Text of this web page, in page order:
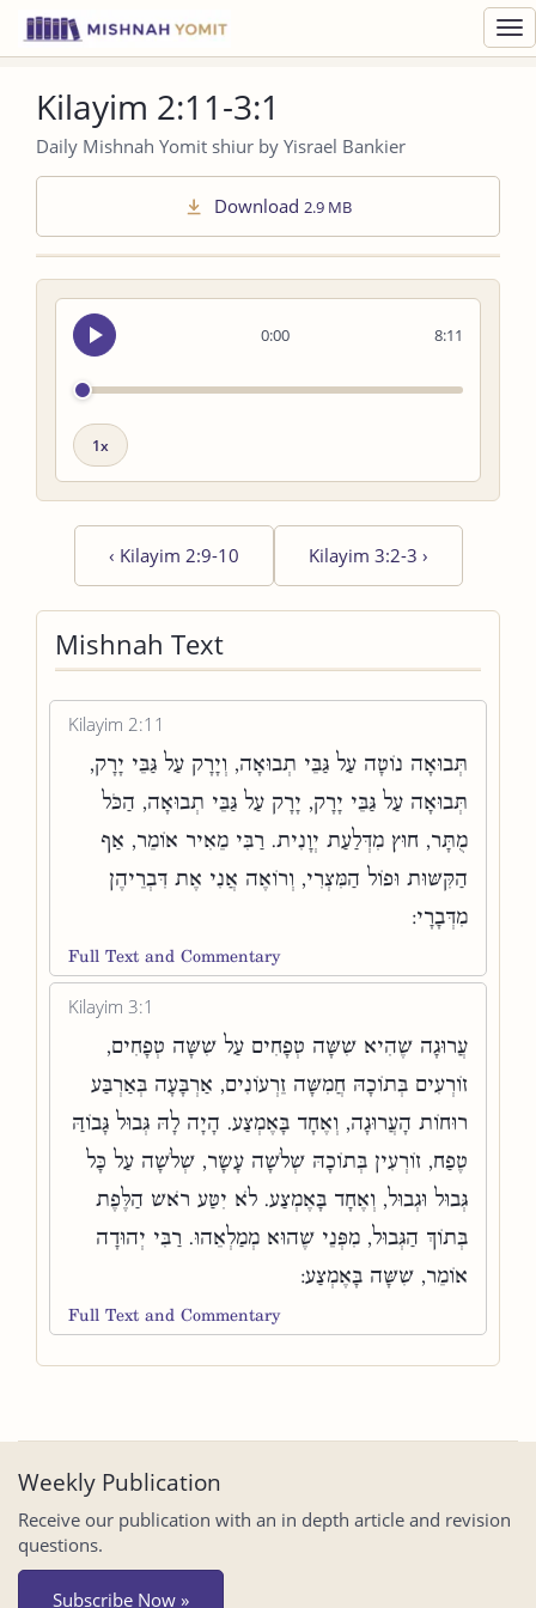
Kilayim 2:11-3:1
Daily Mishnah Yomit shiur by Yisrael Bankier
Download 2.9 MB
0:00
Seek
audio
8:11
Playback
‹ Kilayim 2:9-10 Kilayim 3:2-3 ›
Mishnah Text
Kilayim 2:11
תְּבוּאָה נוֹטָה עַל גַּבֵּי תְבוּאָה, וְיָרָק עַל גַּבֵּי יָרָק,
תְּבוּאָה עַל גַּבֵּי יָרָק, יָרָק עַל גַּבֵּי תְבוּאָה, הַכֹּל
מֻתָּר, חוּץ מִדְּלַעַת יְוָנִית. רַבִּי מֵאִיר אוֹמֵר, אַף
הַקִּשּׁוּת וּפוֹל הַמִּצְרִי, וְרוֹאֶה אֲנִי אֶת דִּבְרֵיהֶן
מִדְּבָרָי:
Full Text and Commentary
Kilayim 3:1
עֲרוּגָה שֶׁהִיא שִׁשָּׁה טְפָחִים עַל שִׁשָּׁה טְפָחִים,
זוֹרְעִים בְּתוֹכָהּ חֲמִשָּׁה זֵרְעוֹנִים, אַרְבָּעָה בְּאַרְבַּע
רוּחוֹת הָעֲרוּגָה, וְאֶחָד בָּאֶמְצַע. הָיָה לָהּ גְּבוּל גָּבוֹהַּ
טֶפַח, זוֹרְעִין בְּתוֹכָהּ שְׁלֹשָׁה עָשָׂר, שְׁלֹשָׁה עַל כָּל
גְּבוּל וּגְבוּל, וְאֶחָד בָּאֶמְצַע. לֹא יִטַּע רֹאשׁ הַלֶּפֶת
בְּתוֹךְ הַגְּבוּל, מִפְּנֵי שֶׁהוּא מְמַלְאֵהוּ. רַבִּי יְהוּדָה
אוֹמֵר, שִׁשָּׁה בָּאֶמְצַע:
Full Text and Commentary
Weekly Publication
Receive our publication with an in depth article and revision
questions.
Subscribe Now »